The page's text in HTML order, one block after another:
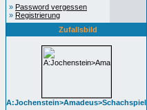
» Password vergessen
» Registrierung
Zufallsbild
A:Jochenstein>Amadeus>Schachspiel